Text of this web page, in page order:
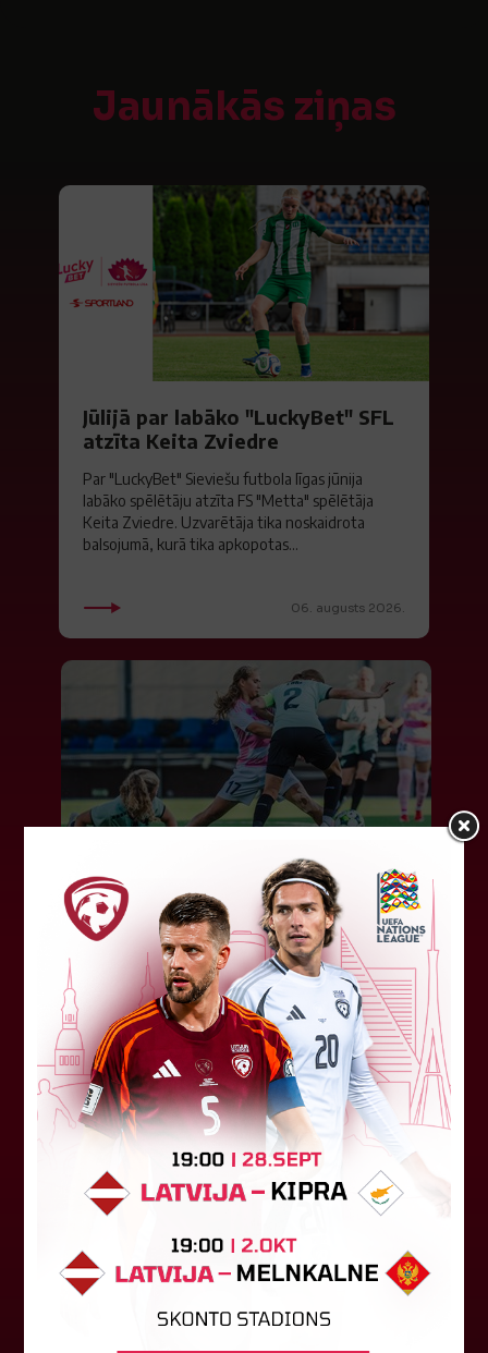
Jaunākās ziņas
Jūlijā par labāko "LuckyBet" SFL
atzīta Keita Zviedre
Par "LuckyBet" Sieviešu futbola līgas jūnija
labāko spēlētāju atzīta FS "Metta" spēlētāja
Keita Zviedre. Uzvarētāja tika noskaidrota
balsojumā, kurā tika apkopotas...
06. augusts 2026.
"Riga FC Women" liek kārtīgi
pasvīst dānietēm
Latvijas čempions sieviešu futbolā "Riga FC
Women" trešdien aizvadīja UEFA Čempionu līgas
kvalifikācijas otrās kārtas pusfināla spēli Dānijā
pret "HB Køge". Cīņā pret...
05. augusts 2026.